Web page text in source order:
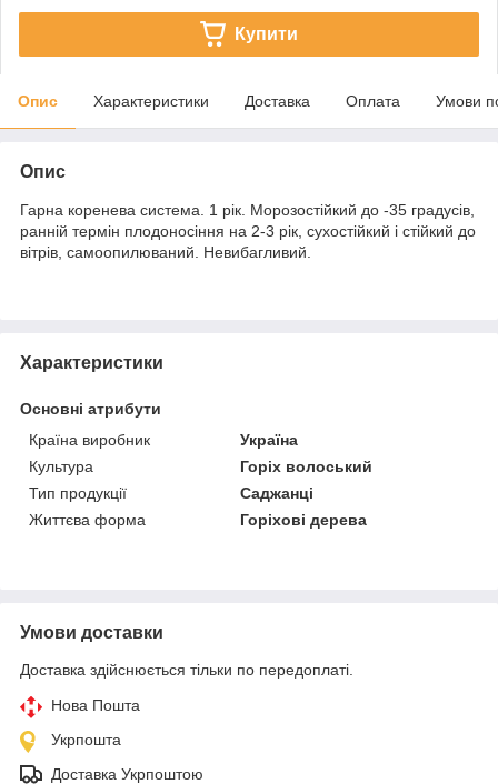
Купити
Опис Характеристики Доставка Оплата Умови
Опис
Гарна коренева система. 1 рік. Морозостійкий до -35 градусів,
ранній термін плодоносіння на 2-3 рік, сухостійкий і стійкий до
вітрів, самоопилюваний. Невибагливий.
Характеристики
Основні атрибути
Країна виробник
Україна
Культура
Горіх волоський
Тип продукції
Саджанці
Життєва форма
Горіхові дерева
Умови доставки
Доставка здійснюється тільки по передоплаті.
Нова Пошта
Укрпошта
Доставка Укрпоштою